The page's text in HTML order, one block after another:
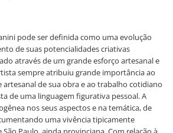
pode ser definida como uma evolução
de suas potencialidades criativas
através de um grande esforço artesanal e
sempre atribuiu grande importância ao
de sua obra e ao trabalho cotidiano
de uma linguagem figurativa pessoal. A
nos seus aspectos e na temática, de
uma vivência tipicamente